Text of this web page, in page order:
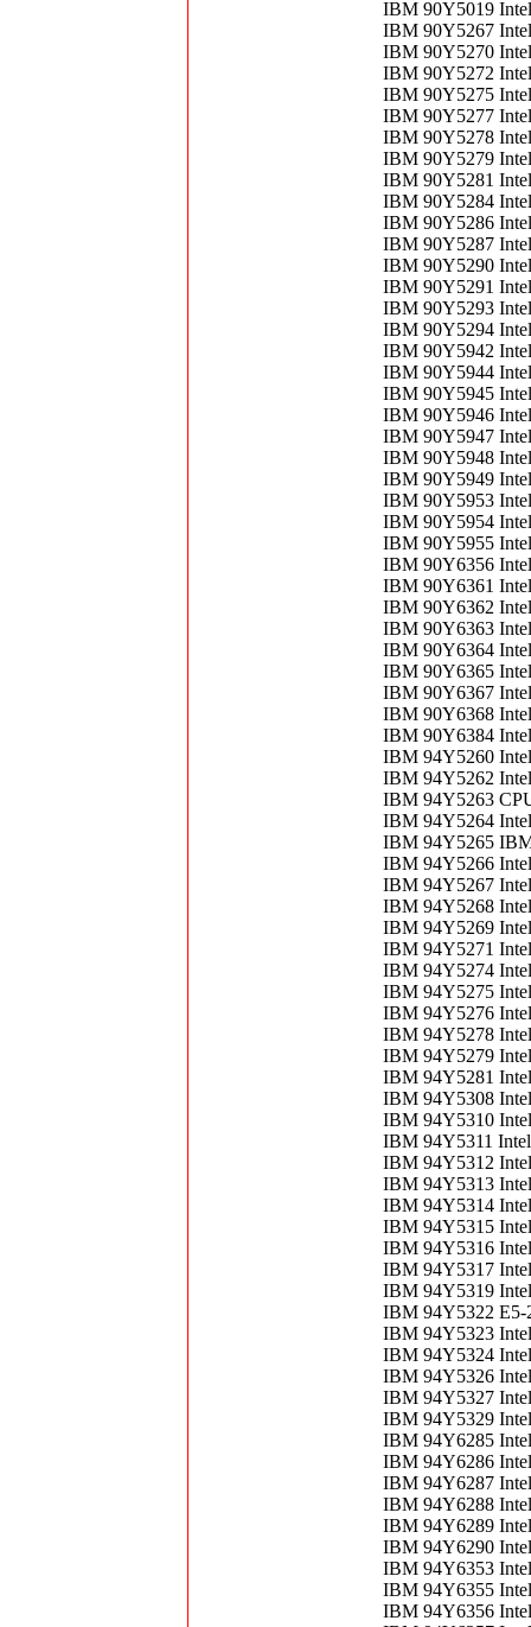
IBM 90Y5019
IBM 90Y5267
IBM 90Y5270
IBM 90Y5272
IBM 90Y5275
IBM 90Y5277
IBM 90Y5278
IBM 90Y5279
IBM 90Y5281
IBM 90Y5284
IBM 90Y5286
IBM 90Y5287
IBM 90Y5290
IBM 90Y5291
IBM 90Y5293
IBM 90Y5294
IBM 90Y5942
IBM 90Y5944
IBM 90Y5945
IBM 90Y5946
IBM 90Y5947
IBM 90Y5948
IBM 90Y5949
IBM 90Y5953
IBM 90Y5954
IBM 90Y5955
IBM 90Y6356
IBM 90Y6361
IBM 90Y6362
IBM 90Y6363
IBM 90Y6364
IBM 90Y6365
IBM 90Y6367
IBM 90Y6368
IBM 90Y6384
IBM 94Y5260
IBM 94Y5262
IBM 94Y5263
IBM 94Y5264
IBM 94Y5265
IBM 94Y5266
IBM 94Y5267
IBM 94Y5268
IBM 94Y5269
IBM 94Y5271
IBM 94Y5274
IBM 94Y5275
IBM 94Y5276
IBM 94Y5278
IBM 94Y5279
IBM 94Y5281
IBM 94Y5308
IBM 94Y5310
IBM 94Y5311
IBM 94Y5312
IBM 94Y5313
IBM 94Y5314
IBM 94Y5315
IBM 94Y5316
IBM 94Y5317
IBM 94Y5319
IBM 94Y5322 E5-
IBM 94Y5323
IBM 94Y5324
IBM 94Y5326
IBM 94Y5327
IBM 94Y5329
IBM 94Y6285
IBM 94Y6286
IBM 94Y6287
IBM 94Y6288
IBM 94Y6289
IBM 94Y6290
IBM 94Y6353
IBM 94Y6355
IBM 94Y6356